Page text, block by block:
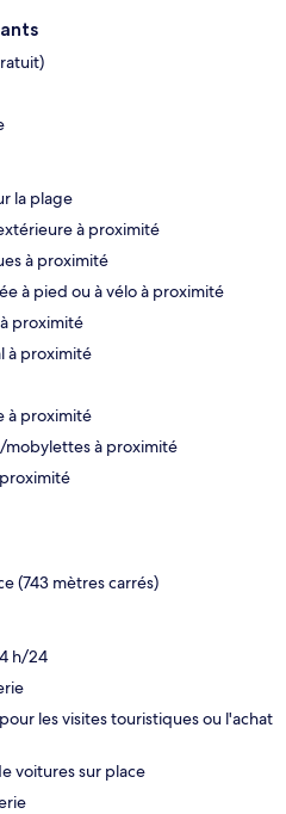
la plage
à proximité
à proximité
à pied ou à vélo à proximité
proximité
à proximité
à proximité
mobylettes à proximité
(743 mètres carrés)
h/24
les visites touristiques ou l'achat
voitures sur place